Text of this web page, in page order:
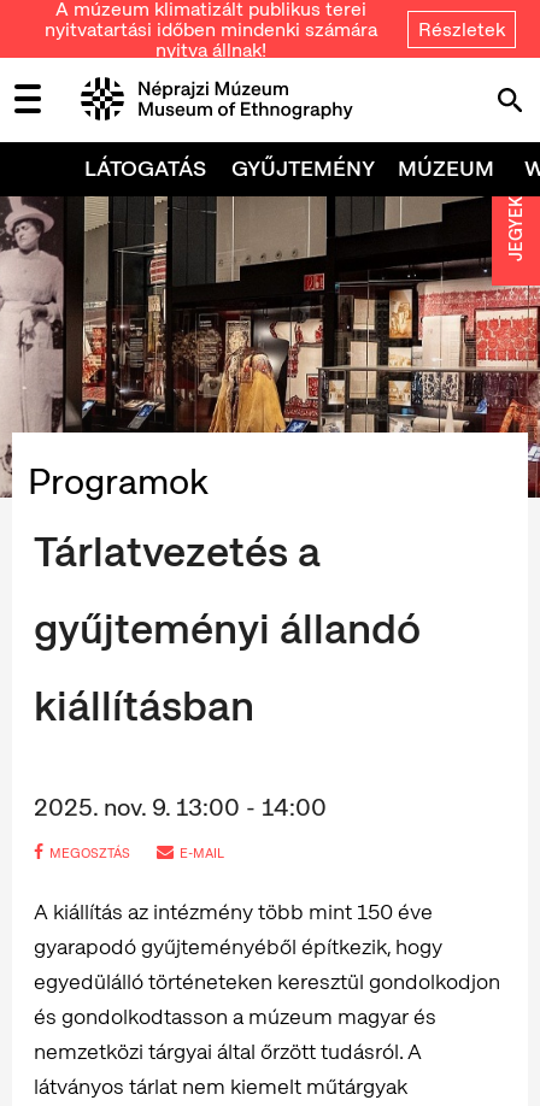
A múzeum klimatizált publikus terei
nyitvatartási időben mindenki számára
nyitva állnak!
Részletek
LÁTOGATÁS GYŰJTEMÉNY MÚZEUM
Programok
Tárlatvezetés a
gyűjteményi állandó
kiállításban
2025. nov. 9. 13:00 - 14:00
MEGOSZTÁS E-MAIL
A kiállítás az intézmény több mint 150 éve
gyarapodó gyűjteményéből építkezik, hogy
egyedülálló történeteken keresztül gondolkodjon
és gondolkodtasson a múzeum magyar és
nemzetközi tárgyai által őrzött tudásról. A
látványos tárlat nem kiemelt műtárgyak
JEGYEK